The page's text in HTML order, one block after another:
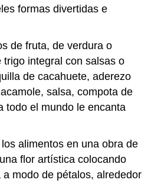
formas divertidas e
de fruta, de verdura o
trigo integral con salsas o
de cacahuete, aderezo
salsa, compota de
todo el mundo le encanta
alimentos en una obra de
flor artística colocando
modo de pétalos, alrededor